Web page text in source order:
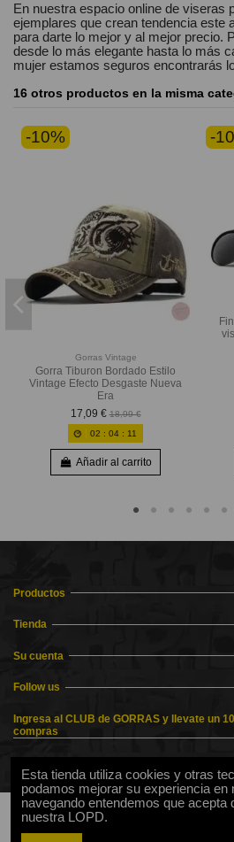
En nuestraespacio online de viseras
ejemplares que crean tendencia este
para darte lo mejor y al mejor precio.
desde lo más elegante hasta lo más
mujer estamos seguros encontrarás
16 otros productos en la misma
-10%
Gorras Vintage
Gorra Tiburon Bordado Estilo
Vintage Efecto Desgaste Nueva
Era
17,09 € 18,99 €
02 : 04: 10
Añadir al carrito
-
Productos
Tienda
Su cuenta
Follow us
Ingresa al CLUB de GORRAS y llevate un
compras
Esta tienda utiliza cookies y otras
podamos mejorar su experiencia en
navegando entendemos que acepta
nuestra LOPD.